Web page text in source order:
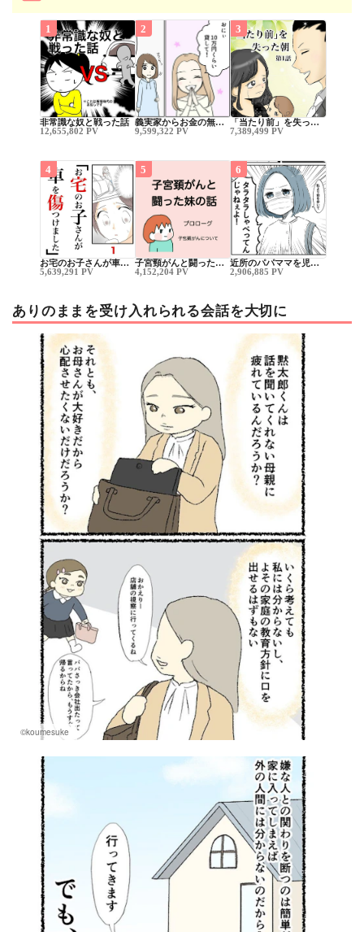
1
非常識な奴と戦った話
12,655,802 PV
2
義実家からお金の無…
9,599,322 PV
3
「当たり前」を失っ…
7,389,499 PV
4
お宅のお子さんが車…
5,639,291 PV
5
子宮頸がんと闘った…
4,152,204 PV
6
近所のパパママを児…
2,906,885 PV
ありのままを受け入れられる会話を大切に
©koumesuke